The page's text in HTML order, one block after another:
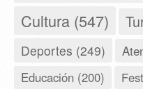
Cultura (547)
Deportes (249)
Educación (200)